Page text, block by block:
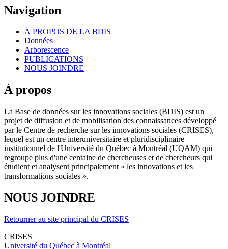
Navigation
À PROPOS DE LA BDIS
Données
Arborescence
PUBLICATIONS
NOUS JOINDRE
À propos
La Base de données sur les innovations sociales (BDIS) est un
projet de diffusion et de mobilisation des connaissances développé
par le Centre de recherche sur les innovations sociales (CRISES),
lequel est un centre interuniversitaire et pluridisciplinaire
institutionnel de l'Université du Québec à Montréal (UQAM) qui
regroupe plus d'une centaine de chercheuses et de chercheurs qui
étudient et analysent principalement « les innovations et les
transformations sociales ».
NOUS JOINDRE
Retourner au site principal du CRISES
CRISES
Université du Québec à Montréal